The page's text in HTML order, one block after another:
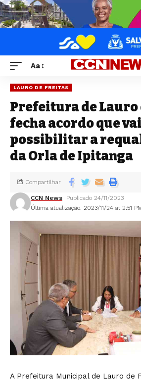
Aa
LAURO DE FREITAS
Prefeitura de Lauro
fecha acordo que vai
possibilitar a
da Orla de Ipitanga
Última atualização: 2023/11/24 at 2:51
CCN News Publicado 24/11/2023
Compartilhar
A Prefeitura Municipal de Lauro de